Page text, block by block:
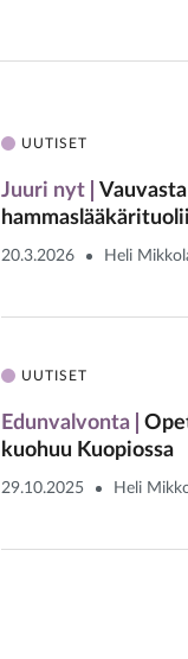
UUTISET
Juuri nyt
20.3.2026 Heli
UUTISET
Edunvalvonta
kuohuu Kuopiossa
29.10.2025 Heli